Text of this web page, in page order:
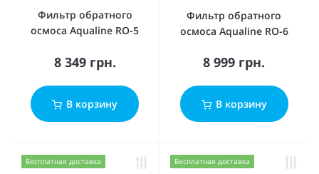
Фильтр обратного
осмоса Aqualine RO-5
8 349 грн.
В корзину
Фильтр обратного
осмоса Aqualine RO-6
8 999 грн.
В корзину
Бесплатная доставка Бесплатная доставка